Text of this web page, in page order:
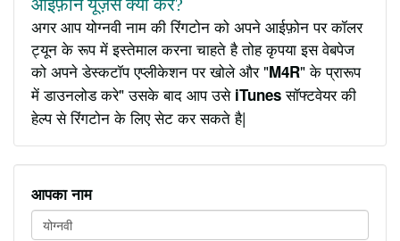
आईफ़ोन यूज़र्स क्या करे?
अगर आप योग्नवी नाम की रिंगटोन को अपने आईफ़ोन पर कॉलर
ट्यून के रूप में इस्तेमाल करना चाहते है तोह कृपया इस वेबपेज
को अपने डेस्कटॉप एप्लीकेशन पर खोले और "M4R" के प्रारूप
में डाउनलोड करे" उसके बाद आप उसे iTunesसॉफ्टवेयर की
हेल्प से रिंगटोन के लिए सेट कर सकते है|
आपका नाम